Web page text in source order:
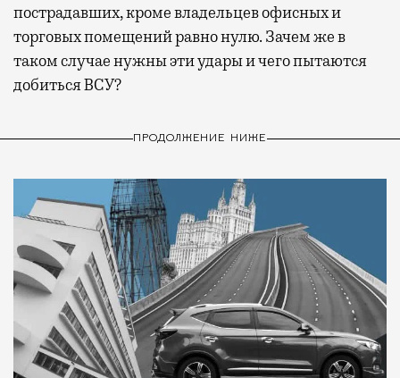
пострадавших, кроме владельцев офисных и
торговых помещений равно нулю. Зачем же в
таком случае нужны эти удары и чего пытаются
добиться ВСУ?
ПРОДОЛЖЕНИЕ НИЖЕ